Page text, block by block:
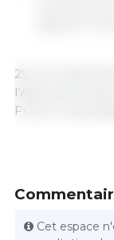
récolte et
25 juin 2026/
France. https://
Cet espace